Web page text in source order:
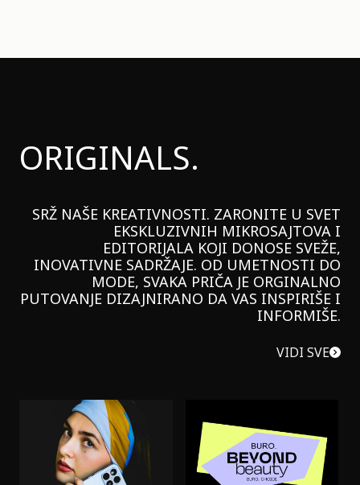
ORIGINALS.
SRŽ NAŠE KREATIVNOSTI. ZARONITE U SVET
EKSKLUZIVNIH MIKROSAJTOVA I
EDITORIJALA KOJI DONOSE SVEŽE,
INOVATIVNE SADRŽAJE. OD UMETNOSTI DO
MODE, SVAKA PRIČA JE ORGINALNO
PUTOVANJE DIZAJNIRANO DA VAS INSPIRIŠE I
INFORMIŠE.
VIDI SVE